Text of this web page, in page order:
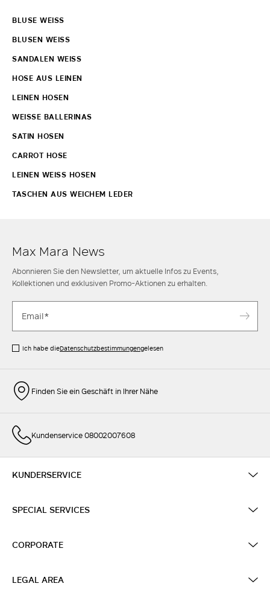
BLUSE WEISS
BLUSEN WEISS
SANDALEN WEISS
HOSE AUS LEINEN
LEINEN HOSEN
WEISSE BALLERINAS
SATIN HOSEN
CARROT HOSE
LEINEN WEISS HOSEN
TASCHEN AUS WEICHEM LEDER
Max Mara News
Abonnieren Sie den Newsletter, um aktuelle Infos zu Events,
Kollektionen und exklusiven Promo-Aktionen zu erhalten.
Ich habe dieDatenschutzbestimmungengelesen
Finden Sie ein Geschäft in Ihrer Nähe
Kundenservice 08002007608
KUNDERSERVICE
SPECIAL SERVICES
CORPORATE
LEGAL AREA